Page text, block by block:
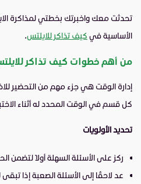
تحدثت معك واخبرتك بخطتي لمذاكرة
الأساسية في كيف تذاكر للايلتس.
من أهم خطوات كيف تذاكر
إدارة الوقت هي جزء مهم من التحضير
كل قسم في الوقت المحدد له أثناء
تحديد الأولويات
ركز على الأسئلة السهلة أولاً لتضمن
عد لاحقًا إلى الأسئلة الصعبة إذا